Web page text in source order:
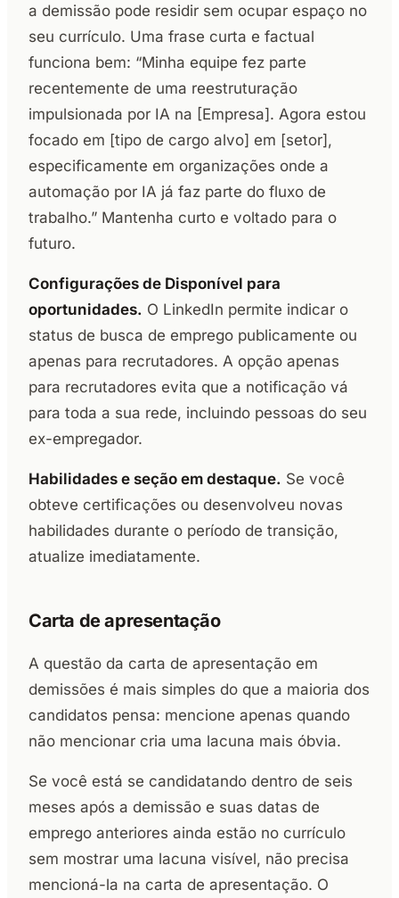
a demissão pode residir sem ocupar espaço no
seu currículo. Uma frase curta e factual
funciona bem: “Minha equipe fez parte
recentemente de uma reestruturação
impulsionada por IA na [Empresa]. Agora estou
focado em [tipo de cargo alvo] em [setor],
especificamente em organizações onde a
automação por IA já faz parte do fluxo de
trabalho.” Mantenha curto e voltado para o
futuro.
Configurações de Disponível para
oportunidades. O LinkedIn permite indicar o
status de busca de emprego publicamente ou
apenas para recrutadores. A opção apenas
para recrutadores evita que a notificação vá
para toda a sua rede, incluindo pessoas do seu
ex-empregador.
Habilidades e seção em destaque. Se você
obteve certificações ou desenvolveu novas
habilidades durante o período de transição,
atualize imediatamente.
Carta de apresentação
A questão da carta de apresentação em
demissões é mais simples do que a maioria dos
candidatos pensa: mencione apenas quando
não mencionar cria uma lacuna mais óbvia.
Se você está se candidatando dentro de seis
meses após a demissão e suas datas de
emprego anteriores ainda estão no currículo
sem mostrar uma lacuna visível, não precisa
mencioná-la na carta de apresentação. O